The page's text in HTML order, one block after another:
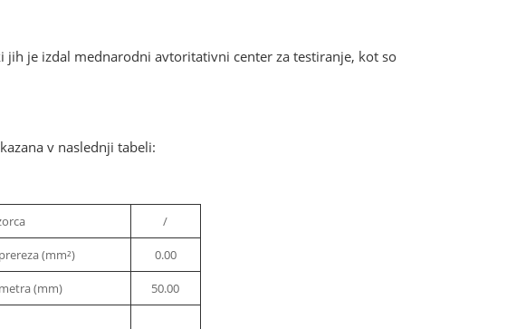
je izdal mednarodni avtoritativni center za testiranje, kot so
v naslednji tabeli:
/
(mm²) 0.00
(mm) 50.00